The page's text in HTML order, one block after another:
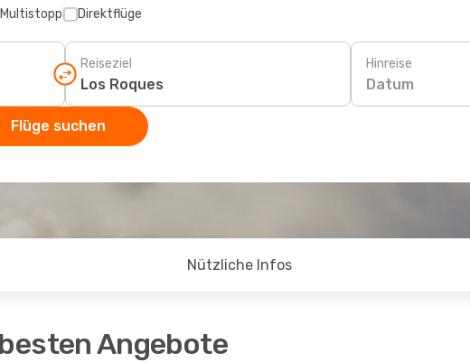
Multistopp Direktflüge
Reiseziel Hinreise
Datum
Flüge suchen
Nützliche Infos
Angebote